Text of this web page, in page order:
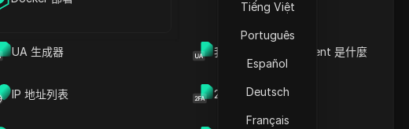
UA 生成器 我的瀏覽器 User Agent 是什麼
IP 地址列表 2FA验证码生成器
Tiếng Việt
Português
Español
Deutsch
Français